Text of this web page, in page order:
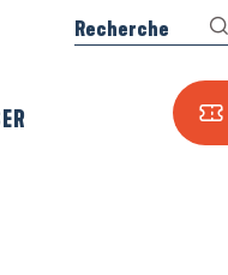
Recherche